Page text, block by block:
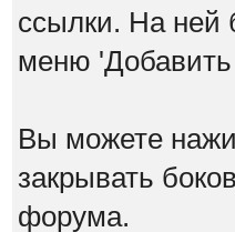
ссылки. На ней
меню
Вы можете
закрывать
форума.